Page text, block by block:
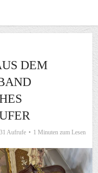
DEM
Aufrufe 1 Minuten zum Lesen